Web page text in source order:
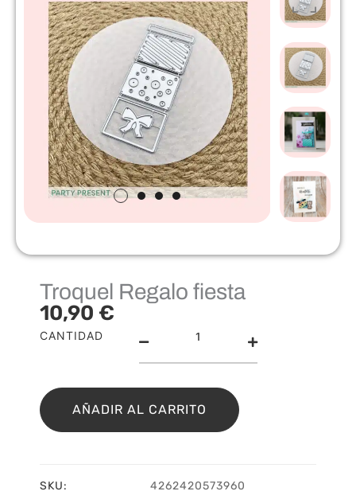
Troquel Regalo fiesta
10,90 €
CANTIDAD
Troquel
fiesta
AÑADIR AL CARRITO
SKU:
4262420573960